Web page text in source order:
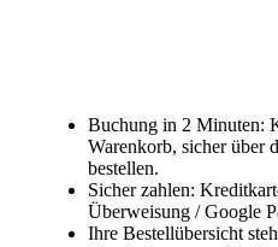
Buchung in 2 Minuten:
Warenkorb, sicher über
bestellen.
Sicher zahlen:
Überweisung / Google
Ihre Bestellübersicht